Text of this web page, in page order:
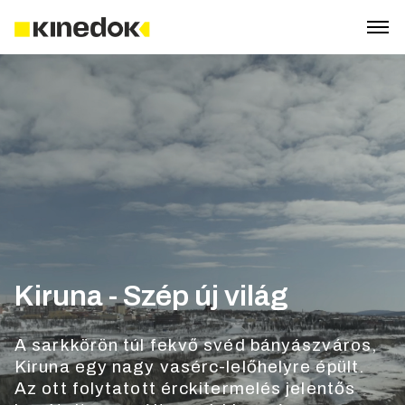
Kiruna - Szép új világ
A sarkkörön túl fekvő svéd bányászváros,
Kiruna egy nagy vasérc-lelőhelyre épült.
Az ott folytatott érckitermelés jelentős